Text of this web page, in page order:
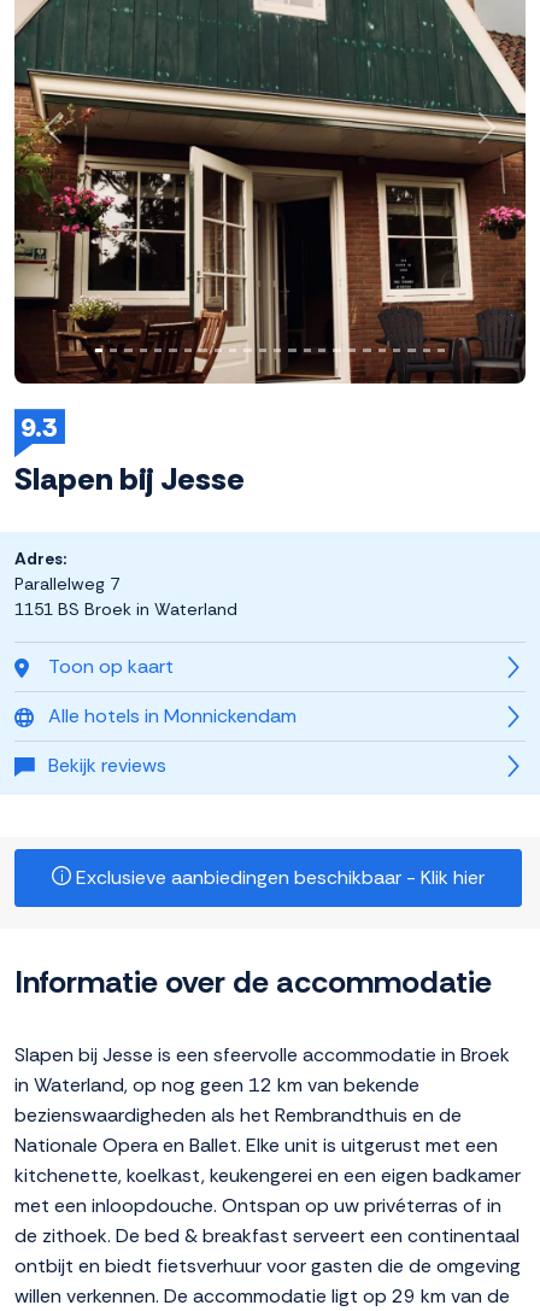
9.3
Slapen bij Jesse
Toon op kaart
Alle hotels in Monnickendam
Bekijk reviews
Adres:
Parallelweg 7
1151 BS Broek in Waterland
Exclusieve aanbiedingen beschikbaar - Klik hier
Informatie over de accommodatie
Slapen bij Jesse is een sfeervolle accommodatie in Broek
in Waterland, op nog geen 12 km van bekende
bezienswaardigheden als het Rembrandthuis en de
Nationale Opera en Ballet. Elke unit is uitgerust met een
kitchenette, koelkast, keukengerei en een eigen badkamer
met een inloopdouche. Ontspan op uw privéterras of in
de zithoek. De bed & breakfast serveert een continentaal
ontbijt en biedt fietsverhuur voor gasten die de omgeving
willen verkennen. De accommodatie ligt op 29 km van de